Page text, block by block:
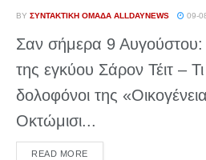
BY ΣΥΝΤΑΚΤΙΚΉ ΟΜΆΔΑ ALLDAYNEWS 09-
Σαν σήμερα 9 Αυγούστου:
της εγκύου Σάρον Τέιτ –
δολοφόνοι της
Οκτώμισι...
READ MOREDETAILS